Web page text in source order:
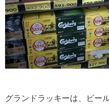
グランドラッキーは、ビー